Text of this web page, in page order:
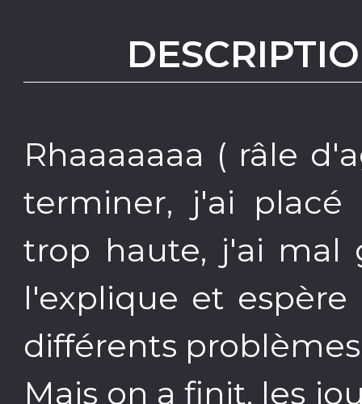
Rhaaaaaaa ( râle
terminer, j'ai
trop haute, j'ai mal
l'explique et
différents
Mais on a finit, les